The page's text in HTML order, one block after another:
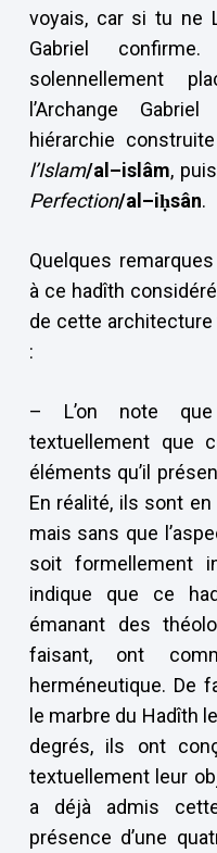
voyais, car si tu ne
Gabriel
solennellement
l’Archange
hiérarchie
l’Islam/al–islâm, puis
Perfection/al–iḥsân.
Quelques
à ce hadîth
de cette architecture
:
– L’on note
textuellement que
éléments qu’il
En réalité, ils sont
mais sans que
soit formellement
indique que ce
émanant des
faisant, ont
herméneutique. De
le marbre du Hadîth
degrés, ils ont
textuellement leur
a déjà admis
présence d’une